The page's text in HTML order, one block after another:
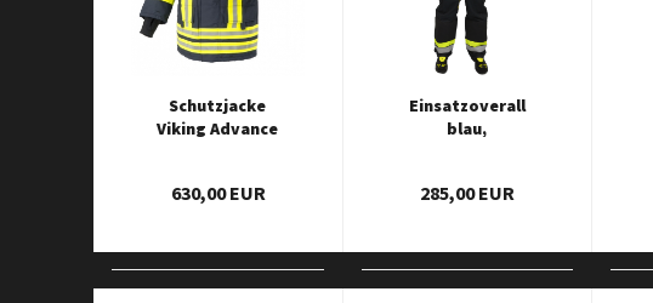
Schutzjacke
Viking Advance
630,00 EUR
Einsatzoverall
blau,
Kniepolster
285,00 EUR